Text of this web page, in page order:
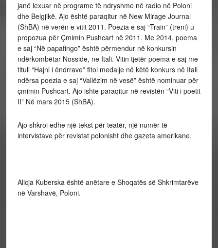
janë lexuar në programe të ndryshme në radio në Poloni
dhe Belgjikë. Ajo është paraqitur në New Mirage Journal
(ShBA) në verën e vitit 2011. Poezia e saj “Train” (treni) u
propozua për Çmimin Pushcart në 2011. Me 2014, poema
e saj “Në papafingo” është përmendur në konkursin
ndërkombëtar Nosside, ne Itali. Vitin tjetër poema e saj me
titull “Hajni i ëndrrave” fitoi medalje në këtë konkurs në Itali
ndërsa poezia e saj “Vallëzim në vesë” është nominuar për
çmimin Pushcart. Ajo ishte paraqitur në revistën “Viti i poetit
II” Në mars 2015 (ShBA).
Ajo shkroi edhe një tekst për teatër, një numër të
intervistave për revistat polonisht dhe gazeta amerikane.
Alicja Kuberska është anëtare e Shoqatës së Shkrimtarëve
në Varshavë, Poloni.